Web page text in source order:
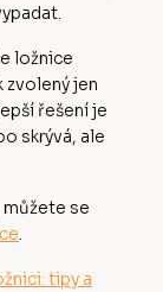
ložnice
zvolený jen
řešení je
skrývá, ale
můžete se
.
tipy a